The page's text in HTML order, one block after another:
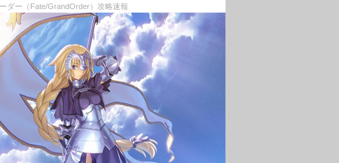
ダー（Fate/GrandOrder）攻略速報